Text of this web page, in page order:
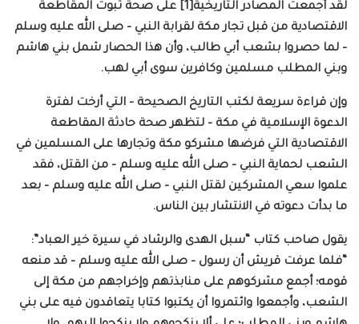
لقد أجمعت المصادر التاريخية[1] على صحة ثبوت المقاطعة
الاقتصادية من قبل تجار مكة لقرابة النبي – صلى الله عليه وسلم
– لما حصروا بشعب أبي طالب، وأن هذا الحصار شمل بني هاشم
وبني المطلب مسلمين وكافرين سوى أبي لهب.
وإن قراءة سريعة لكتب التاريخ الصحيحة – التي أرخت لفترة
الدعوة الإسلامية في مكة – لتظهر صحة حادثة المقاطعة
الاقتصادية التي فرضها مشركو مكة وتجارها على المسلمين في
الشعب لحماية النبي – صلى الله عليه وسلم – من القتل، فقد
علموا سعي المشركين لقتل النبي – صلى الله عليه وسلم – بعد
ما بدأت دعوته في الانتشار بين الناس.
يقول صاحب كتاب “سبل الهدى والرشاد في سيرة خير العباد”:
“فلما عرفت قريش أن رسول – صلى الله عليه وسلم – قد منعه
قومه؛ أجمع مشركوهم على منابذتهم وإخراجهم من مكة إلى
الشعب، وأجمعوا وائتمروا أن يكتبوا كتابا يتعاقدون فيه على بني